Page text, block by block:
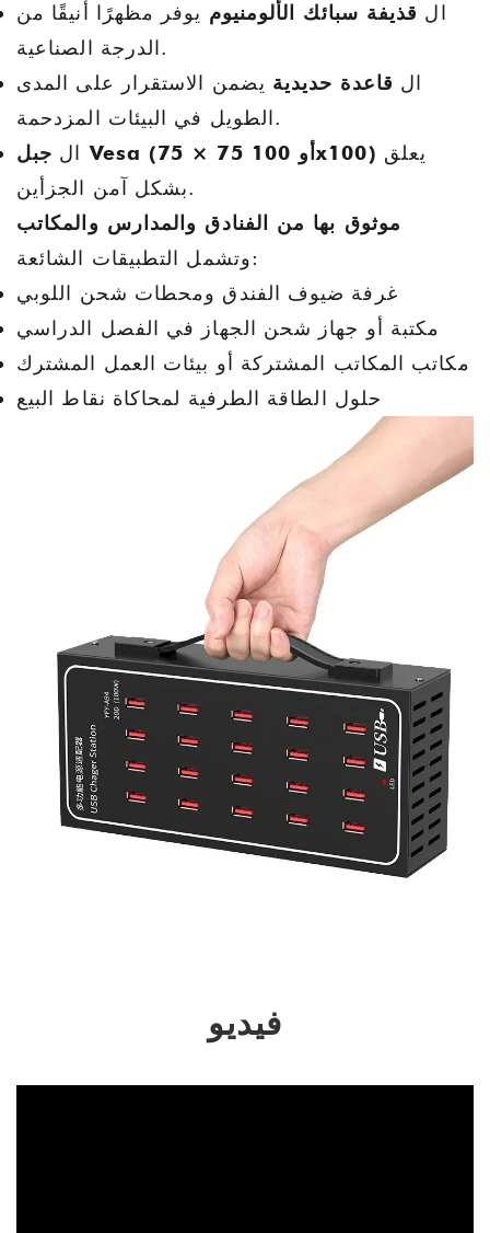
ال قذيفة سبائك الألومنيوم يوفر مظهرًا أنيقًا من
الدرجة الصناعية.
ال قاعدة حديدية يضمن الاستقرار على المدى
الطويل في البيئات المزدحمة.
ال
جبل Vesa (75 × 75 أو 100x100)
بشكل آمن الجزأين.
موثوق بها من الفنادق والمدارس والمكاتب
وتشمل التطبيقات الشائعة:
غرفة ضيوف الفندق ومحطات شحن اللوبي
مكتبة أو جهاز شحن الجهاز في الفصل الدراسي
مكاتب المكاتب المشتركة أو بيئات العمل المشترك
حلول الطاقة الطرفية لمحاكاة نقاط البيع
فيديو